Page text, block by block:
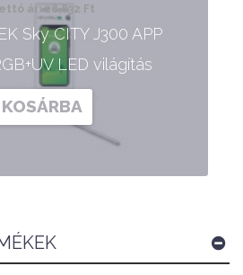
ár: 28,832 Ft
Sky CITY J300 APP
LED világítás
KOSÁRBA